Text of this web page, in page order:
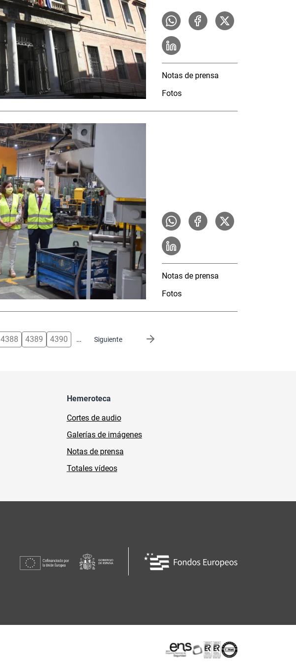
Notas de prensa
Fotos
Notas de prensa
Fotos
4388 4389 4390 … Siguiente
Siguiente página
Hemeroteca
Cortes de audio
Galerías de imágenes
Notas de prensa
Totales vídeos
Certificaciones